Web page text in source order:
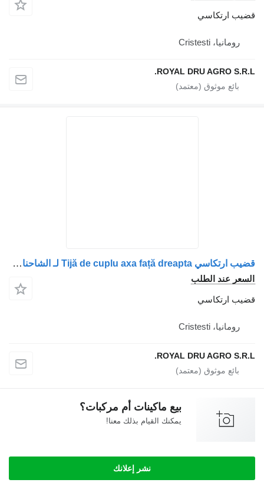
قضيب ارتكاسي
رومانيا، Cristesti
ROYAL DRU AGRO S.R.L.
قضيب ارتكاسي Tijă de cuplu axa față dreapta لـ الشاحنات MAN (coduri: 81432200050, 81432200044, 81432200040, 8143220-0050, 8143220-0044, 8143220-0040, 81432203050, 81432203044)
السعر عند الطلب
قضيب ارتكاسي
رومانيا، Cristesti
ROYAL DRU AGRO S.R.L.
بيع ماكينات أم مركبات؟
يمكنك القيام بذلك معنا!
نشر إعلانك